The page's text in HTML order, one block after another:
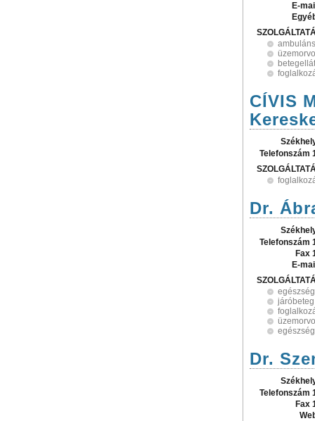
E-
CÍVIS
Telefonszám
Dr.
Telefonszám
Fax
E-
Dr.
Telefonszám
Fax